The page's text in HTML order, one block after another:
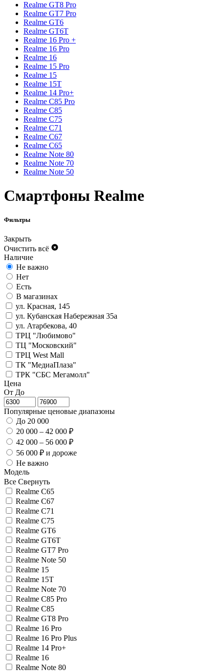
Realme GT8 Pro
Realme GT7 Pro
Realme GT6
Realme GT6T
Realme 16 Pro +
Realme 16 Pro
Realme 16
Realme 15 Pro
Realme 15
Realme 15T
Realme 14 Pro+
Realme C85 Pro
Realme C85
Realme C75
Realme C71
Realme C67
Realme C65
Realme Note 80
Realme Note 70
Realme Note 50
Смартфоны Realme
Фильтры
Закрыть
Очистить всё
Наличие
Не важно
Нет
Есть
В магазинах
ул. Красная, 145
ул. Кубанская Набережная 35а
ул. Атарбекова, 40
ТРЦ "Любимово"
ТЦ "Московский"
ТРЦ West Mall
ТК "МедиаПлаза"
ТРК "СБС Мегамолл"
Цена
От До
Популярные ценовые диапазоны
До 20 000
20 000 – 42 000 ₽
42 000 – 56 000 ₽
56 000 ₽ и дороже
Не важно
Модель
Все Свернуть
Realme C65
Realme C67
Realme C71
Realme C75
Realme GT6
Realme GT6T
Realme GT7 Pro
Realme Note 50
Realme 15
Realme 15T
Realme Note 70
Realme C85 Pro
Realme C85
Realme GT8 Pro
Realme 16 Pro
Realme 16 Pro Plus
Realme 14 Pro+
Realme 16
Realme Note 80